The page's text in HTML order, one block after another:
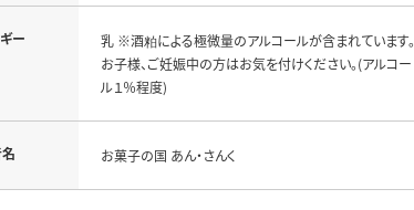
ー
乳 ※酒粕による極微量のアルコールが含まれています。
お子様、ご妊娠中の方はお気を付けください。(アルコー
ル１％程度)
お菓子の国 あん・さんく